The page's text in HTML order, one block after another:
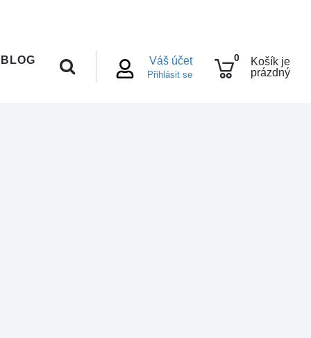
Váš účet
Přihlásit se
0
Košík je
prázdný
BLOG